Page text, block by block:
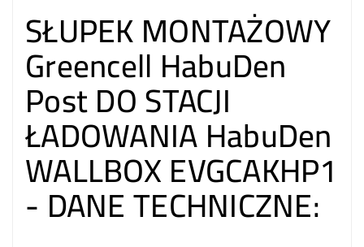
SŁUPEK MONTAŻOWY
Greencell HabuDen
Post DO STACJI
ŁADOWANIA HabuDen
WALLBOX EVGCAKHP1
- DANE TECHNICZNE: